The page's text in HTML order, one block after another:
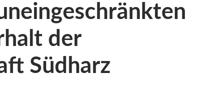
der
Südharz